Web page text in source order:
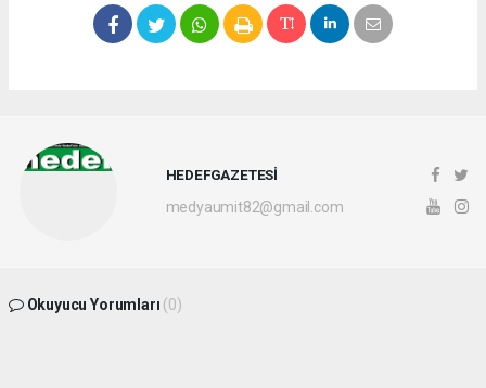
HEDEFGAZETESİ
medyaumit82@gmail.com
Okuyucu Yorumları (0)